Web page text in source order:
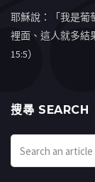
耶穌說：「我是葡
裡面、這人就多結
15:5）
搜㝷 SEARCH